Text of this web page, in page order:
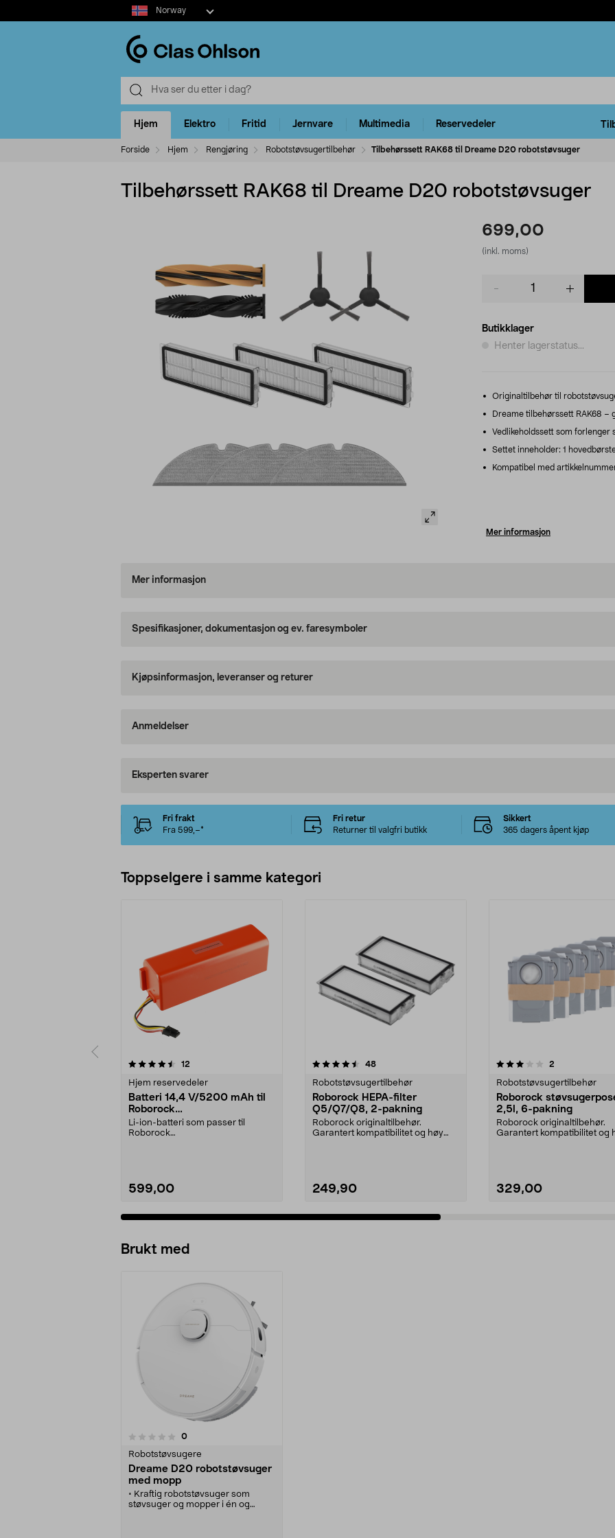
Select
market
Norway
Hjem Elektro Fritid Jernvare Multimedia Reservedeler
Forside Hjem Rengjøring Robotstøvsugertilbehør Tilbehørssett RAK68 til Dreame D20 robotstøvsuger
Tilbehørssett RAK68 til Dreame D20 robotstøvsuger
699,00
(inkl. moms)
Butikklager
Henter lagerstatus...
Originaltilbehør til
Dreame tilbehørssett RAK68 –
Vedlikeholdssett som forlenger
Settet inneholder: 1
Kompatibel med
Mer informasjon
Mer informasjon
Spesifikasjoner, dokumentasjon og ev. faresymboler
Kjøpsinformasjon, leveranser og returer
Anmeldelser
Eksperten svarer
Fri frakt
Fra 599,–*
Fri retur
Returner til valgfri butikk
Sikkert
365 dagers åpent kjøp
Toppselgere i samme kategori
12
Hjem reservedeler
Batteri 14,4 V/5200 mAh til
Roborock
S5/S6/S7/S8/Q7/E4/E5
Li-ion-batteri som passer til
Roborock
599,00
4.5 av 5 stjerner 48anmeldelser
Robotstøvsugertilbehør
Roborock HEPA-filter
Q5/Q7/Q8, 2-pakning
Roborock originaltilbehør.
Garantert kompatibilitet og høy
249,90
3.0 av 5 stjerner 2
Robotstøvsugertilbehør
Roborock
2,5l, 6-pakning
Roborock originaltilbehør.
Garantert kompatibilitet og
329,00
4.0 av 5 stjerner
Brukt med
0anmeldelser
Robotstøvsugere
Dreame D20 robotstøvsuger
med mopp
• Kraftig robotstøvsuger som
støvsuger og mopper i én og